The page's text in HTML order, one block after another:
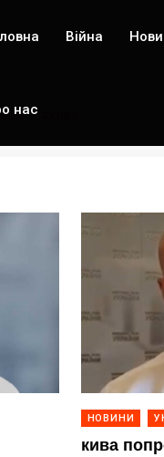
Війна
нас#кива
НОВИНИ
кива